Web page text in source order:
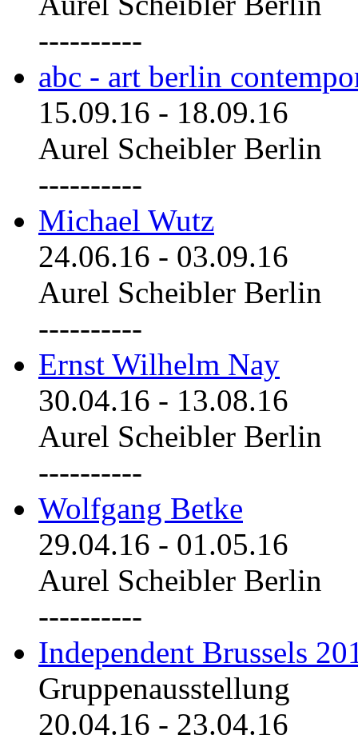
----------
abc - art berlin
15.09.16 - 18.09.16
Aurel Scheibler Berlin
----------
Michael Wutz
24.06.16 - 03.09.16
Aurel Scheibler Berlin
----------
Ernst Wilhelm Nay
30.04.16 - 13.08.16
Aurel Scheibler Berlin
----------
Wolfgang Betke
29.04.16 - 01.05.16
Aurel Scheibler Berlin
----------
Independent Brussels
Gruppenausstellung
20.04.16 - 23.04.16